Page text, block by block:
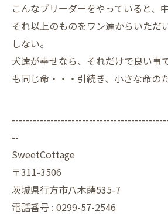
こんなブリーダーをやっていると、
それ以上のものをワン達からいただ
しない。
犬達が幸せなら、それだけで良い事
も同じ命・・・引続き、小さな命の
--
SweetCottage
〒311-3506
茨城県行方市八木蒔535-7
電話番号 : 0299-57-2546